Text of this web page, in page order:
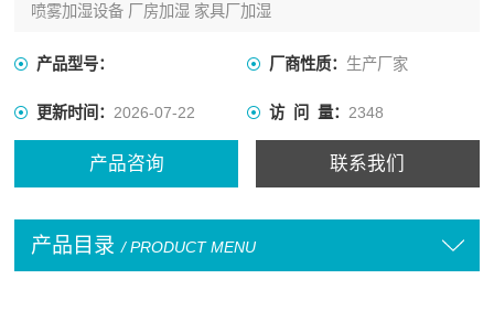
喷雾加湿设备 厂房加湿 家具厂加湿
产品型号： 厂商性质： 生产厂家
更新时间：2026-07-22 访 问 量： 2348
产品咨询 联系我们
产品目录 / PRODUCT MENU